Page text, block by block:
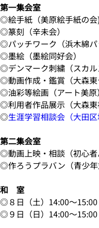
第一集会室
◎絵手紙（美原絵手紙の会)
◎篆刻（辛未会）
◎パッチワーク（浜木綿パ
◎墨絵（墨絵同好会）
◎デンマーク刺繍（スカル
◎動画作成・鑑賞（大森東
◎油彩等絵画（アート美原）
◎利用者作品展示（大森東
◎生涯学習相談会（大田
第二集会室
◎動画上映・相談（初心者
◎作ろうプラバン（青少年
和 室
◎８日（土）14:00～
◎９日（日）14:00～